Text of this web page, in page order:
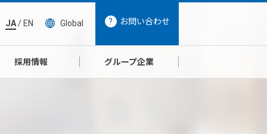
JA/ EN Global お問い合わせ
採用情報 グループ企業